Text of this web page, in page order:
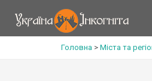
Головна > Міста та